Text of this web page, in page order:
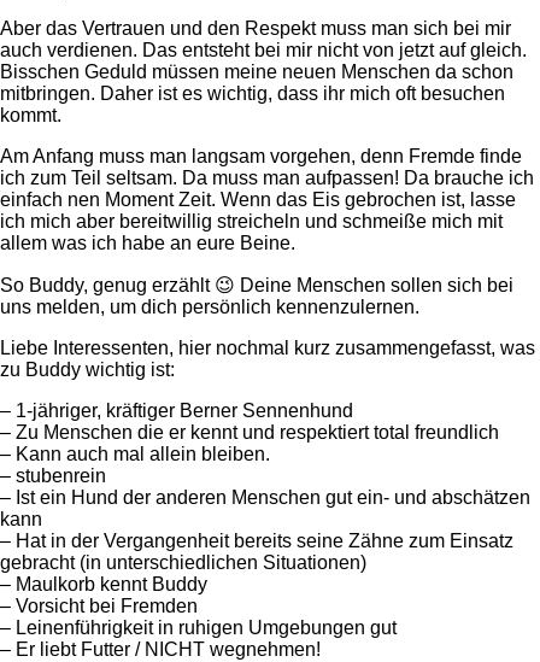
Aber das Vertrauen und den Respekt muss man sich bei mir
auch verdienen. Das entsteht bei mir nicht von jetzt auf gleich.
Bisschen Geduld müssen meine neuen Menschen da schon
mitbringen. Daher ist es wichtig, dass ihr mich oft besuchen
kommt.
Am Anfang muss man langsam vorgehen, denn Fremde finde
ich zum Teil seltsam. Da muss man aufpassen! Da brauche ich
einfach nen Moment Zeit. Wenn das Eis gebrochen ist, lasse
ich mich aber bereitwillig streicheln und schmeiße mich mit
allem was ich habe an eure Beine.
So Buddy, genug erzählt 😉 Deine Menschen sollen sich bei
uns melden, um dich persönlich kennenzulernen.
Liebe Interessenten, hier nochmal kurz zusammengefasst, was
zu Buddy wichtig ist:
– 1-jähriger, kräftiger Berner Sennenhund
– Zu Menschen die er kennt und respektiert total freundlich
– Kann auch mal allein bleiben.
– stubenrein
– Ist ein Hund der anderen Menschen gut ein- und abschätzen
kann
– Hat in der Vergangenheit bereits seine Zähne zum Einsatz
gebracht (in unterschiedlichen Situationen)
– Maulkorb kennt Buddy
– Vorsicht bei Fremden
– Leinenführigkeit in ruhigen Umgebungen gut
– Er liebt Futter / NICHT wegnehmen!